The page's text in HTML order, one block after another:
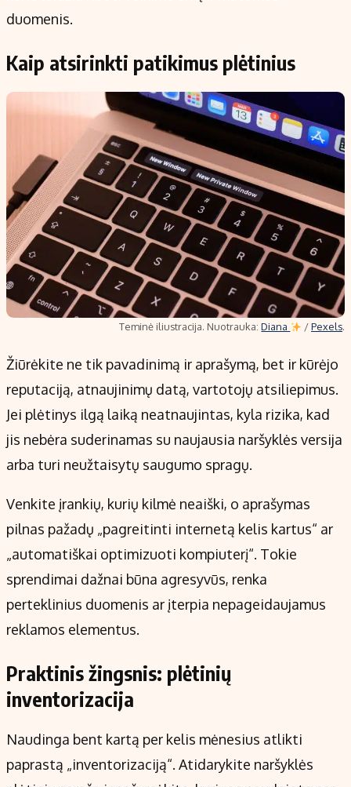
duomenis.
Kaip atsirinkti patikimus plėtinius
Teminė iliustracija. Nuotrauka:Diana /Pexels.
Žiūrėkite ne tik pavadinimą ir aprašymą, bet ir kūrėjo
reputaciją, atnaujinimų datą, vartotojų atsiliepimus.
Jei plėtinys ilgą laiką neatnaujintas, kyla rizika, kad
jis nebėra suderinamas su naujausia naršyklės versija
arba turi neužtaisytų saugumo spragų.
Venkite įrankių, kurių kilmė neaiški, o aprašymas
pilnas pažadų „pagreitinti internetą kelis kartus“ ar
„automatiškai optimizuoti kompiuterį“. Tokie
sprendimai dažnai būna agresyvūs, renka
perteklinius duomenis ar įterpia nepageidaujamus
reklamos elementus.
Praktinis žingsnis: plėtinių
inventorizacija
Naudinga bent kartą per kelis mėnesius atlikti
paprastą „inventorizaciją“. Atidarykite naršyklės